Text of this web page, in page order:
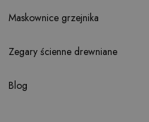
Maskownice grzejnika
Zegary ścienne drewniane
Blog